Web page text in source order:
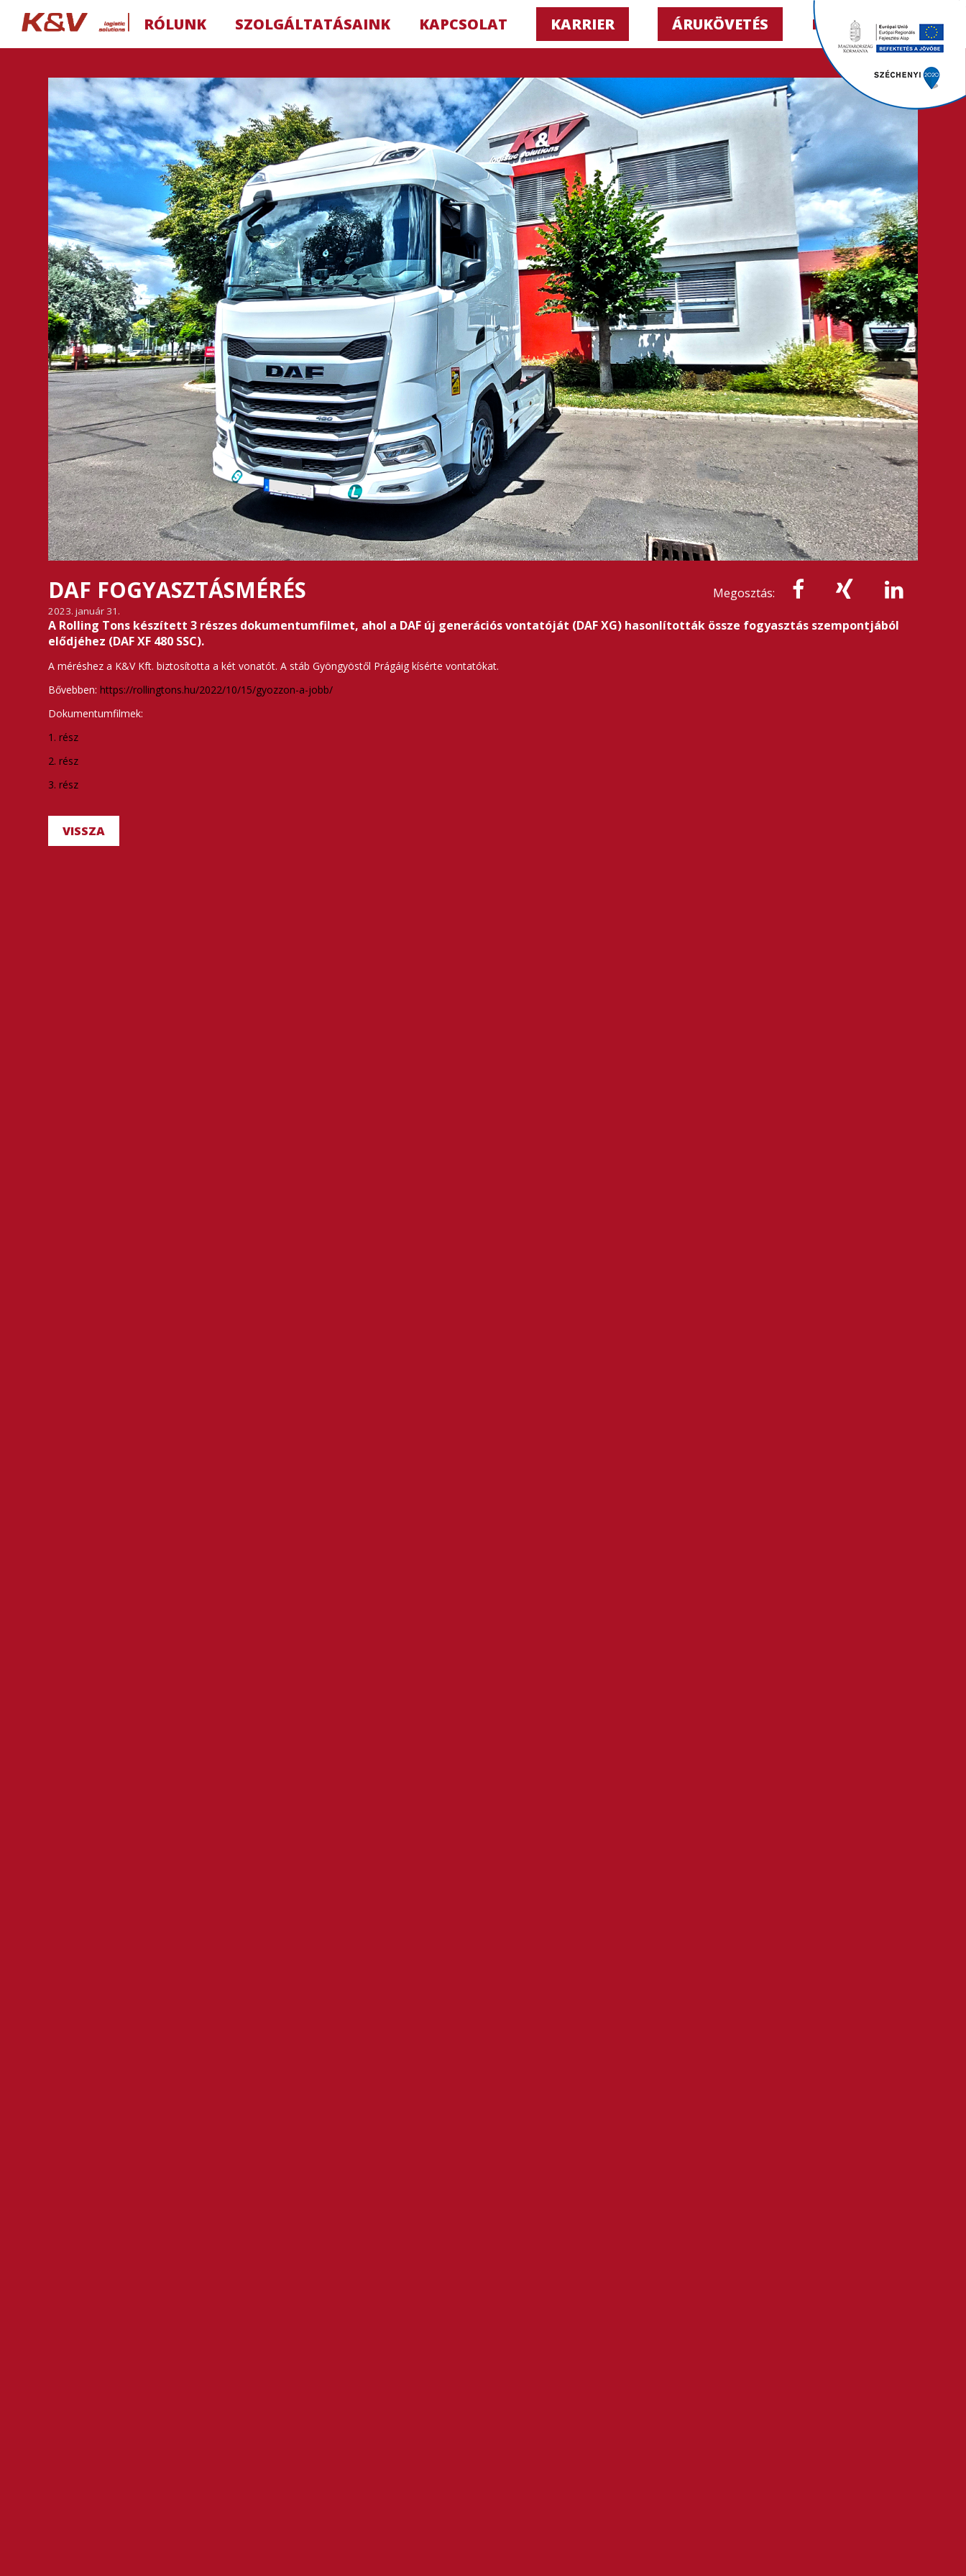
RÓLUNK SZOLGÁLTATÁSAINK KAPCSOLAT KARRIER ÁRUKÖVETÉS HU ▼
Megosztás:
DAF FOGYASZTÁSMÉRÉS
2023. január 31.
A Rolling Tons készített 3 részes dokumentumfilmet, ahol a DAF új generációs vontatóját (DAF XG) hasonlították össze fogyasztás szempontjából
elődjéhez (DAF XF 480 SSC).
A méréshez a K&V Kft. biztosította a két vonatót. A stáb Gyöngyöstől Prágáig kísérte vontatókat.
Bővebben:https://rollingtons.hu/2022/10/15/gyozzon-a-jobb/
Dokumentumfilmek:
1. rész
2. rész
3. rész
VISSZA